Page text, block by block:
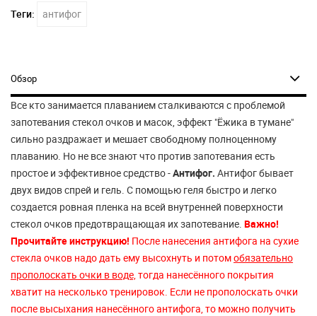
Теги: антифог
Обзор
Все кто занимается плаванием сталкиваются с проблемой
запотевания стекол очков и масок, эффект "Ёжика в тумане"
сильно раздражает и мешает свободному полноценному
плаванию. Но не все знают что против запотевания есть
простое и эффективное средство -Антифог. Антифог бывает
двух видов спрей и гель. С помощью геля быстро и легко
создается ровная пленка на всей внутренней поверхности
стекол очков предотвращающая их запотевание. Важно!
Прочитайте инструкцию! После нанесения антифога на сухие
стекла очков надо дать ему высохнуть и потомобязательно
прополоскать очки в воде,тогда нанесённого покрытия
хватит на несколько тренировок. Если не прополоскать очки
после высыхания нанесённого антифога, то можно получить